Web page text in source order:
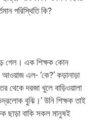
পরিস্থিতি কি?
গেল। এক শিক্ষক কোন
আওয়াজ এল- ‘কে?’ কড়ানাড়া
থেকে দরজা খুলে বাড়িওয়ালা
বুঝি।’ উনি শিক্ষক তাই
ছাড়া বাকি সকল মানুষই